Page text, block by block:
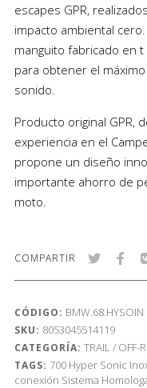
escapes GPR,
impacto ambiental
manguito fabricado en t
para obtener el
sonido.
Producto original GPR,
experiencia en el
propone un diseño
importante ahorro de
moto.
COMPARTIR
CÓDIGO: BMW.68.HYSOIN
SKU: 8053045514119
CATEGORÍA: TRAIL / OFF-
TAGS: 700 Hyper Sonic
conexión Sistema